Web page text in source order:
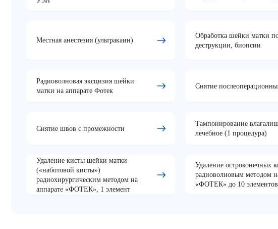
Местная анестезия (ультракаин)
Обработка шейки матки
деструкции, биопсии
Радиоволновая эксцизия шейки
матки на аппарате Фотек
Снятие
Снятие швов с промежности
Тампонирование
лечебное (1 процедура)
Удаление кисты шейки матки
(«наботовой кисты»)
радиохирургическим методом на
аппарате «ФОТЕК», 1 элемент
Удаление остроконечных
радиоволновым методом
«ФОТЕК» до 10 элементов